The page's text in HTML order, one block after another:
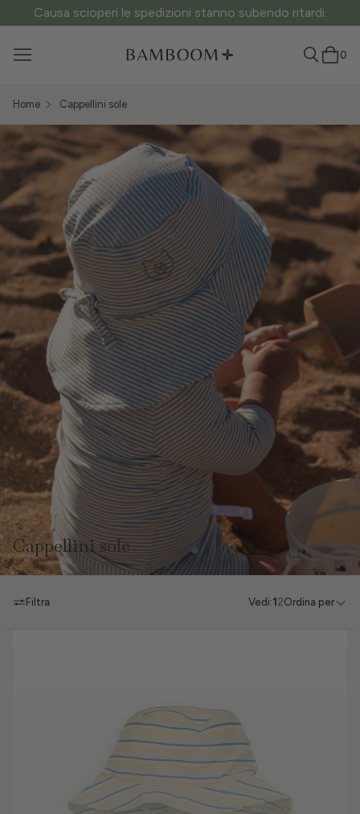
Causa scioperi le spedizioni stanno subendo ritardi.
0
Home Cappellini sole
Cappellini sole
Filtra Vedi:1 2Ordina per